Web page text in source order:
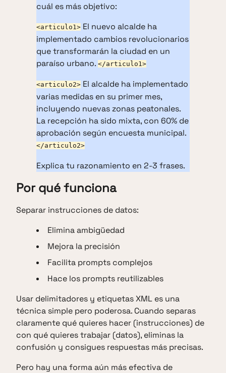
cuál es más objetivo:
<articulo1> El nuevo alcalde ha
implementado cambios revolucionarios
que transformarán la ciudad en un
paraíso urbano. </articulo1>
<articulo2> El alcalde ha implementado
varias medidas en su primer mes,
incluyendo nuevas zonas peatonales.
La recepción ha sido mixta, con 60% de
aprobación según encuesta municipal.
</articulo2>
Explica tu razonamiento en 2-3 frases.
Por qué funciona
Separar instrucciones de datos:
Elimina ambigüedad
Mejora la precisión
Facilita prompts complejos
Hace los prompts reutilizables
Usar delimitadores y etiquetas XML es una
técnica simple pero poderosa. Cuando separas
claramente qué quieres hacer (instrucciones) de
con qué quieres trabajar (datos), eliminas la
confusión y consigues respuestas más precisas.
Pero hay una forma aún más efectiva de